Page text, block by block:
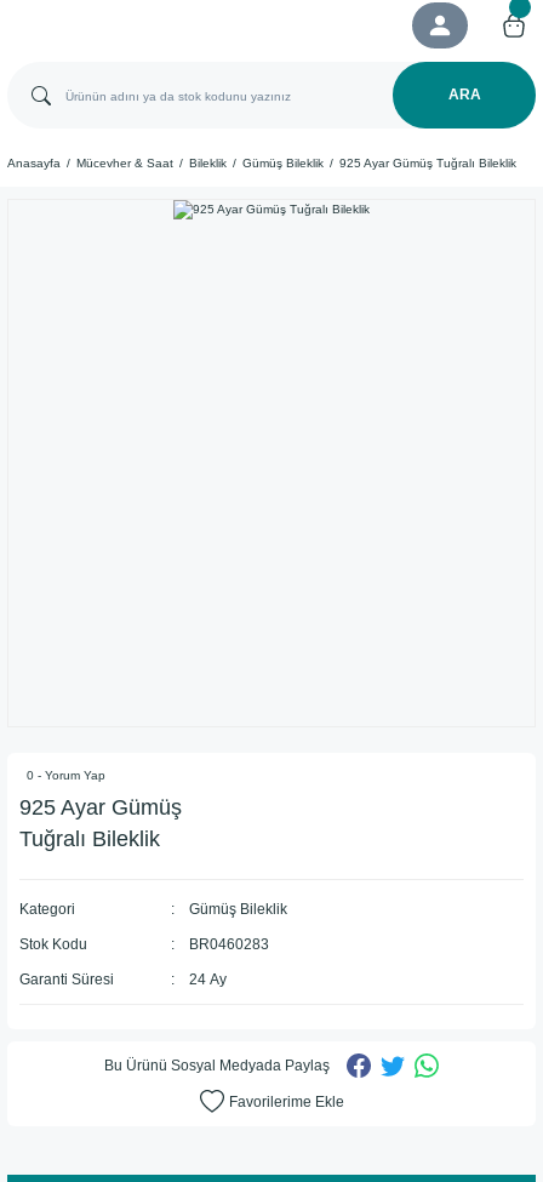
ARA
Anasayfa Mücevher & Saat Bileklik Gümüş Bileklik 925 Ayar Gümüş Tuğralı Bileklik
0 - Yorum Yap
925 Ayar Gümüş
Tuğralı Bileklik
Kategori Gümüş Bileklik
Stok Kodu BR0460283
Garanti Süresi 24 Ay
Bu Ürünü Sosyal Medyada Paylaş